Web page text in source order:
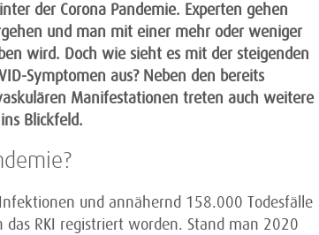
der Corona Pandemie. Experten gehen
und man mit einer mehr oder weniger
wird. Doch wie sieht es mit der steigenden
Symptomen aus? Neben den bereits
Manifestationen treten auch weitere
Blickfeld.
und annähernd 158.000 Todesfälle
RKI registriert worden. Stand man 2020